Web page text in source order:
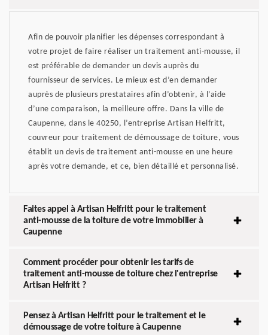
Afin de pouvoir planifier les dépenses correspondant à
votre projet de faire réaliser un traitement anti-mousse, il
est préférable de demander un devis auprès du
fournisseur de services. Le mieux est d’en demander
auprès de plusieurs prestataires afin d’obtenir, à l’aide
d’une comparaison, la meilleure offre. Dans la ville de
Caupenne, dans le 40250, l’entreprise Artisan Helfritt,
couvreur pour traitement de démoussage de toiture, vous
établit un devis de traitement anti-mousse en une heure
après votre demande, et ce, bien détaillé et personnalisé.
Faites appel à Artisan Helfritt pour le traitement
anti-mousse de la toiture de votre immobilier à
Caupenne
Comment procéder pour obtenir les tarifs de
traitement anti-mousse de toiture chez l'entreprise
Artisan Helfritt ?
Pensez à Artisan Helfritt pour le traitement et le
démoussage de votre toiture à Caupenne